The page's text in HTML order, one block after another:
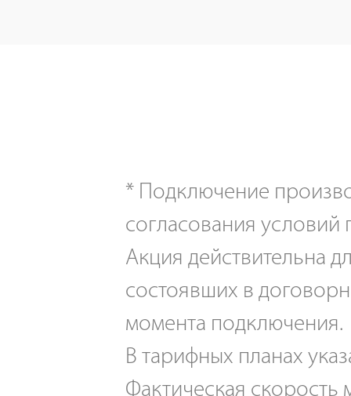
* Подключение
согласования
Акция действительна
состоявших в
момента подключения.
В тарифных планах
Фактическая скорость